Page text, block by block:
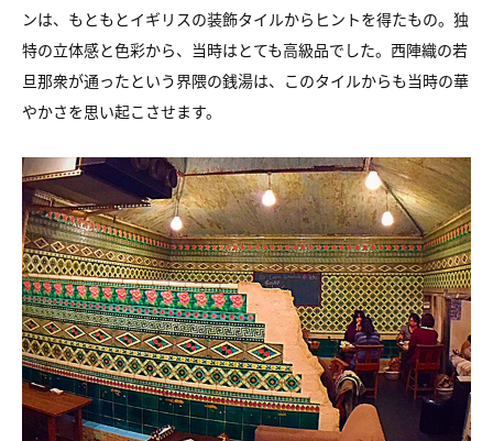
ンは、もともとイギリスの装飾タイルからヒントを得たもの。独
特の立体感と色彩から、当時はとても高級品でした。西陣織の若
旦那衆が通ったという界隈の銭湯は、このタイルからも当時の華
やかさを思い起こさせます。